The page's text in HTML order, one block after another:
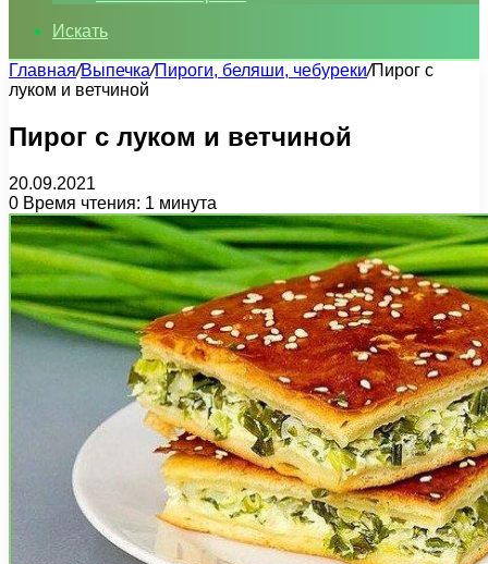
Искать
Главная/Выпечка/Пироги, беляши, чебуреки/Пирог с
луком и ветчиной
Пирог с луком и ветчиной
20.09.2021
0 Время чтения: 1 минута